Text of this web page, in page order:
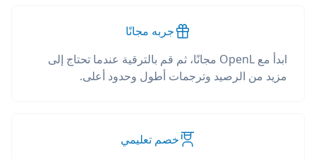
جربه مجانًا
ابدأ مع OpenL مجانًا، ثم قم بالترقية عندما تحتاج إلى
مزيد من الرصيد وترجمات أطول وحدود أعلى.
خصم تعليمي